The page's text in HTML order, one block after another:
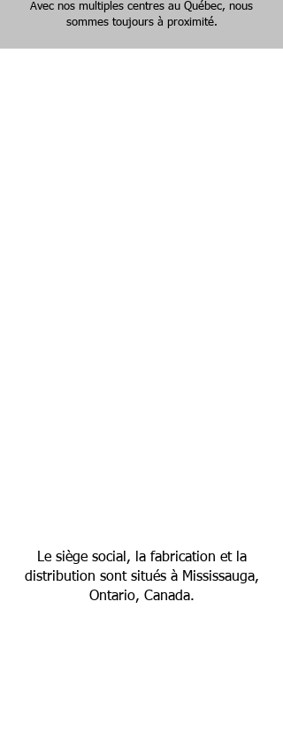
​Avec nos multiples centres au Québec, nous
sommes toujours à proximité.
Le siège social, la fabrication et la
distribution sont situés à Mississauga,
Ontario, Canada.